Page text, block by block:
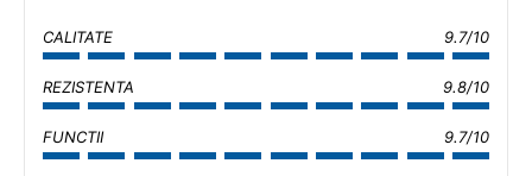
CALITATE 9.7/10
REZISTENTA 9.8/10
FUNCTII 9.7/10